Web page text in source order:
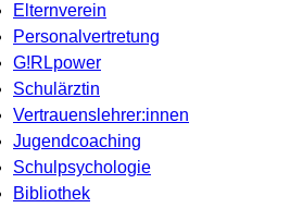
Elternverein
Personalvertretung
G!RLpower
Schulärztin
Vertrauenslehrer:innen
Jugendcoaching
Schulpsychologie
Bibliothek